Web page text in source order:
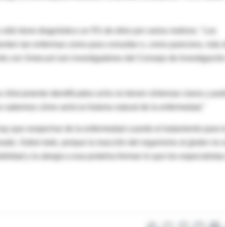
tiene diagnóstico un 5% de ellos por varios motivos. "Los
con Smecuol son investigadores del Consejo de Investigación
cómo sería la historia natural de la enfermedad."
Sobre todo, porque la reacción del organismo al gluten no
y la alergia a esa proteína forman lo que los especialistas